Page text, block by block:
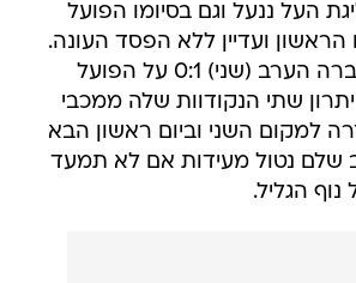
ה-12 בליגת העל ננעל וגם בסיומו הפועל
ועדיין ללא הפסד העונה.
מוליכת הטבלה גברה הערב (שני) 0:1 על הפועל
שתי הנקודוות שלה ממכבי
למקום השני וביום ראשון הבא
שלם נטול מעידות אם לא תמעד
הגליל.